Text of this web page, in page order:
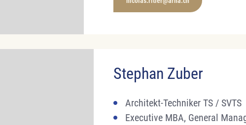
Stephan Zuber
Architekt-Techniker TS / SVTS
Executive MBA, General